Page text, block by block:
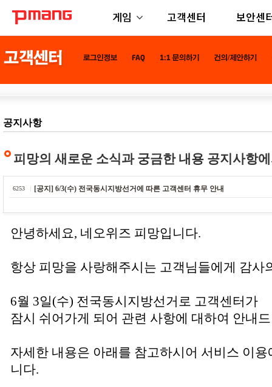
게임 고객센터 보안센
공지사항
피망의 새로운 소식과 궁금한 내용 공지사항
6253 [공지] 6/3(수) 전국동시지방선거에 따른 고객센터 휴무 안내
안녕하세요, 네오위즈 피망입니다.
항상 피망을 사랑해주시는 고객님들에게 감사
6월 3일(수) 전국동시지방선거로 고객센터가
잠시 쉬어가게 되어 관련 사항에 대하여 안내
자세한 내용은 아래를 참고하시어 서비스 이
니다.